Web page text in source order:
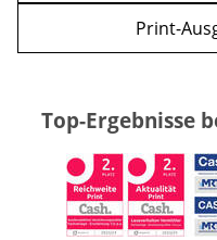
Print-
Top-Ergebnisse